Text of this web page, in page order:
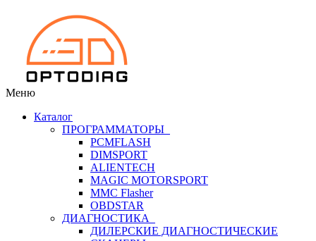
Меню
Каталог
ПРОГРАММАТОРЫ
PCMFLASH
DIMSPORT
ALIENTECH
MAGIC MOTORSPORT
MMC Flasher
OBDSTAR
ДИАГНОСТИКА
ДИЛЕРСКИЕ ДИАГНОСТИЧЕСКИЕ